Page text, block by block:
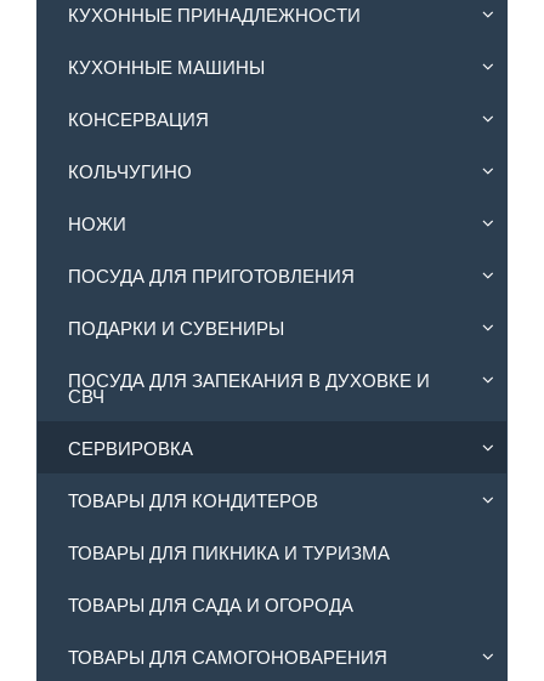
КУХОННЫЕ ПРИНАДЛЕЖНОСТИ
КУХОННЫЕ МАШИНЫ
КОНСЕРВАЦИЯ
КОЛЬЧУГИНО
НОЖИ
ПОСУДА ДЛЯ ПРИГОТОВЛЕНИЯ
ПОДАРКИ И СУВЕНИРЫ
ПОСУДА ДЛЯ ЗАПЕКАНИЯ В ДУХОВКЕ И
СВЧ
СЕРВИРОВКА
ТОВАРЫ ДЛЯ КОНДИТЕРОВ
ТОВАРЫ ДЛЯ ПИКНИКА И ТУРИЗМА
ТОВАРЫ ДЛЯ САДА И ОГОРОДА
ТОВАРЫ ДЛЯ САМОГОНОВАРЕНИЯ